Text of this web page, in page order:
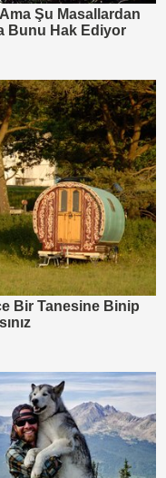
Şu Masallardan
Bunu Hak Ediyor
Bir Tanesine Binip